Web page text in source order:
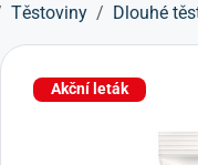
Těstoviny Dlouhé
Akční leták